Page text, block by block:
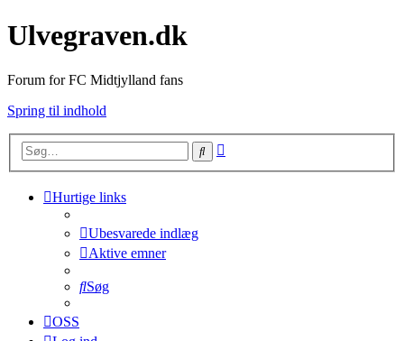
Ulvegraven.dk
Forum for FC Midtjylland fans
Spring til indhold
Søg
Hurtige links
Ubesvarede indlæg
Aktive emner
Søg
OSS